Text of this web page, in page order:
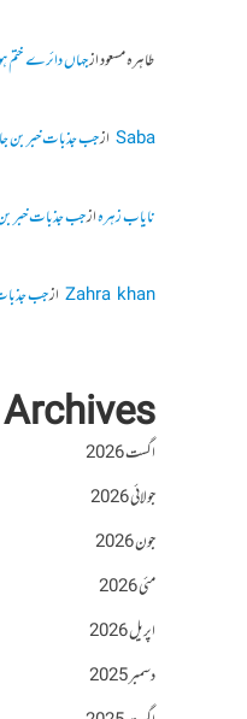
طاہرہ مسعودازجہاں دائرے ختم
Sabaازجب جذبات خبر بن
نایاب زہرہازجب جذبات خبر بن
Zahra khanازجب
Archives
اگست 2026
جولائی 2026
جون 2026
مئی 2026
اپریل 2026
دسمبر 2025